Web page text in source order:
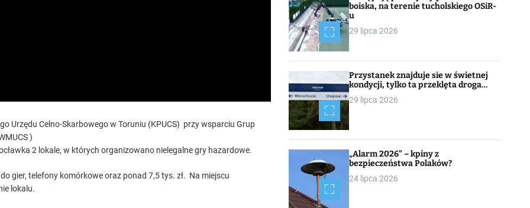
Urzędu Celno-Skarbowego w Toruniu (KPUCS) przy wsparciu Grup
)
2 lokale, w których organizowano nielegalne gry hazardowe.
gier, telefony komórkowe oraz ponad 7,5 tys. zł. Na miejscu
lokalu.
boiska, na terenie tucholskiego OSiR-
u
29 lipca 2026
Przystanek znajduje sie w świetnej
kondycji, tylko ta przeklęta droga…
29 lipca 2026
„Alarm 2026” – kpiny z
bezpieczeństwa Polaków?
24 lipca 2026